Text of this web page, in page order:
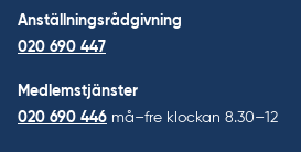
Anställningsrådgivning
020 690 447
Medlemstjänster
020 690 446 må–fre klockan 8.30–12